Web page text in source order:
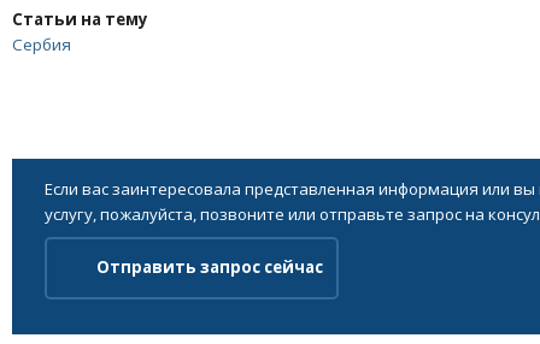
Статьи на тему
Сербия
Если вас заинтересовала представленная информация или
услугу, пожалуйста, позвоните или отправьте запрос на
Отправить запрос сейчас